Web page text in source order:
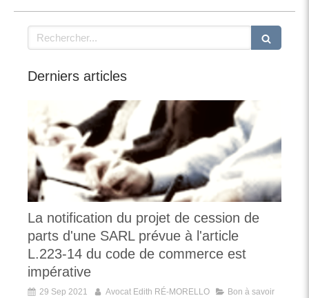
Rechercher
Derniers articles
La notification du projet de cession de
parts d'une SARL prévue à l'article
L.223-14 du code de commerce est
impérative
29 Sep 2021 Avocat Edith RÉ-MORELLO Bon à savoir